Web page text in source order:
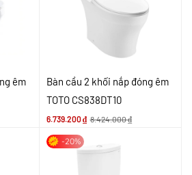
êm
Bàn cầu 2 khối nắp đóng êm
TOTO CS838DT10
6.739.200₫ 8.424.000₫
-20%